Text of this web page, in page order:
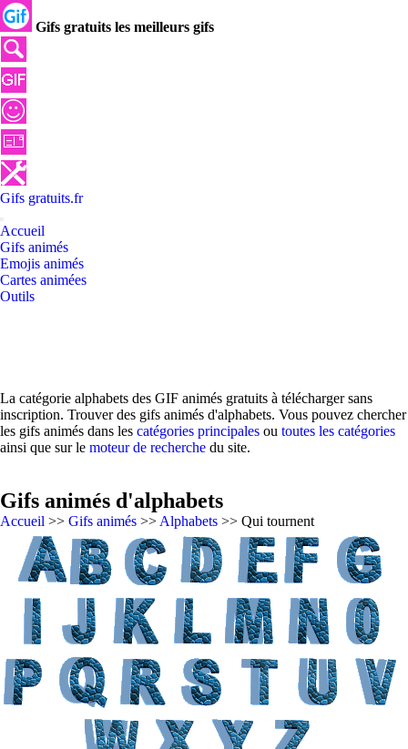
Gifs gratuits les meilleurs gifs
Gifs gratuits.fr
Accueil
Gifs animés
Emojis animés
Cartes animées
Outils
La catégorie alphabets des GIF animés gratuits à télécharger sans
inscription. Trouver des gifs animés d'alphabets. Vous pouvez chercher
les gifs animés dans les catégories principales ou toutes les catégories
ainsi que sur le moteur de recherche du site.
Gifs animés d'alphabets
Accueil >> Gifs animés >> Alphabets >> Qui tournent